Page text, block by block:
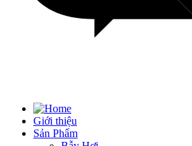
Giới thiệu
Sản Phẩm